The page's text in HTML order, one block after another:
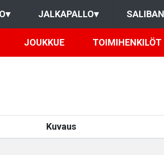
▾ JALKAPALLO▾
JOUKKUE TOIMIHENKILÖT
Kuvaus